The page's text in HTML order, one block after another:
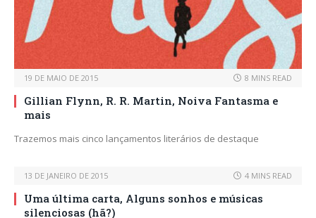
19 DE MAIO DE 2015 8 MINS READ
Gillian Flynn, R. R. Martin, Noiva Fantasma e
mais
Trazemos mais cinco lançamentos literários de destaque
13 DE JANEIRO DE 2015 4 MINS READ
Uma última carta, Alguns sonhos e músicas
silenciosas (hã?)